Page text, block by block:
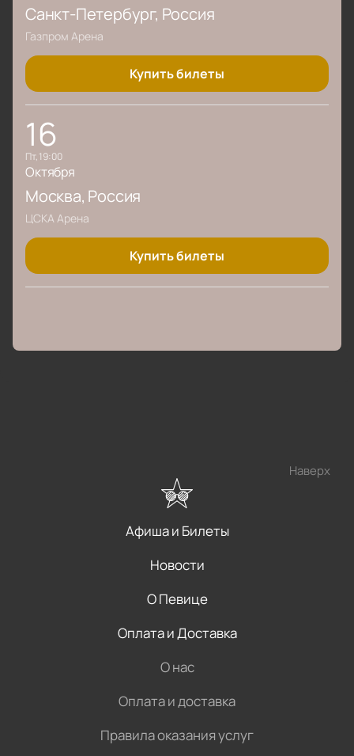
Санкт-Петербург, Россия
Газпром Арена
Купить билеты
16
пт, 19:00
Октября
Москва, Россия
ЦСКА Арена
Купить билеты
Наверх
Афиша и Билеты
Новости
О Певице
Оплата и Доставка
О нас
Оплата и доставка
Правила оказания услуг